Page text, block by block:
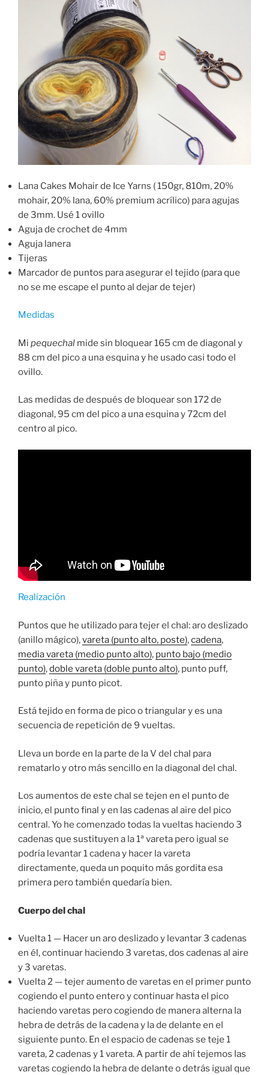
Lana Cakes Mohair de Ice Yarns ( 150gr, 810m, 20%
mohair, 20% lana, 60% premium acrílico) para agujas
de 3mm. Usé 1 ovillo
Aguja de crochet de 4mm
Aguja lanera
Tijeras
Marcador de puntos para asegurar el tejido (para que
no se me escape el punto al dejar de tejer)
Medidas
Mi pequechal mide sin bloquear 165 cm de diagonal y
88 cm del pico a una esquina y he usado casi todo el
ovillo.
Las medidas de después de bloquear son 172 de
diagonal, 95 cm del pico a una esquina y 72cm del
centro al pico.
Realización
Puntos que he utilizado para tejer el chal: aro deslizado
(anillo mágico),vareta (punto alto, poste),cadena,
media vareta (medio punto alto), punto bajo (medio
punto),doble vareta (doble punto alto), punto puff,
punto piña y punto picot.
Está tejido en forma de pico o triangular y es una
secuencia de repetición de 9 vueltas.
Lleva un borde en la parte de la V del chal para
rematarlo y otro más sencillo en la diagonal del chal.
Los aumentos de este chal se tejen en el punto de
inicio, el punto final y en las cadenas al aire del pico
central. Yo he comenzado todas la vueltas haciendo 3
cadenas que sustituyen a la 1ª vareta pero igual se
podría levantar 1 cadena y hacer la vareta
directamente, queda un poquito más gordita esa
primera pero también quedaría bien.
Cuerpo del chal
Vuelta 1 — Hacer un aro deslizado y levantar 3 cadenas
en él, continuar haciendo 3 varetas, dos cadenas al aire
y 3 varetas.
Vuelta 2 — tejer aumento de varetas en el primer punto
cogiendo el punto entero y continuar hasta el pico
haciendo varetas pero cogiendo de manera alterna la
hebra de detrás de la cadena y la de delante en el
siguiente punto. En el espacio de cadenas se teje 1
vareta, 2 cadenas y 1 vareta. A partir de ahí tejemos las
varetas cogiendo la hebra de delante o detrás igual que